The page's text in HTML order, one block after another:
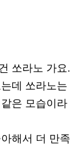
쏘라노 가요.
데 쏘라노는
은 모습이라
해서 더 만족